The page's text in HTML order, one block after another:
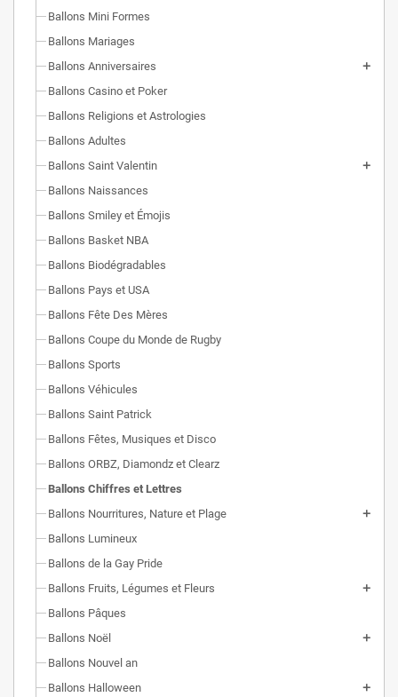
Ballons Mini Formes
Ballons Mariages
Ballons Anniversaires
Ballons Casino et Poker
Ballons Religions et Astrologies
Ballons Adultes
Ballons Saint Valentin
Ballons Naissances
Ballons Smiley et Émojis
Ballons Basket NBA
Ballons Biodégradables
Ballons Pays et USA
Ballons Fête Des Mères
Ballons Coupe du Monde de Rugby
Ballons Sports
Ballons Véhicules
Ballons Saint Patrick
Ballons Fêtes, Musiques et Disco
Ballons ORBZ, Diamondz et Clearz
Ballons Chiffres et Lettres
Ballons Nourritures, Nature et Plage
Ballons Lumineux
Ballons de la Gay Pride
Ballons Fruits, Légumes et Fleurs
Ballons Pâques
Ballons Noël
Ballons Nouvel an
Ballons Halloween